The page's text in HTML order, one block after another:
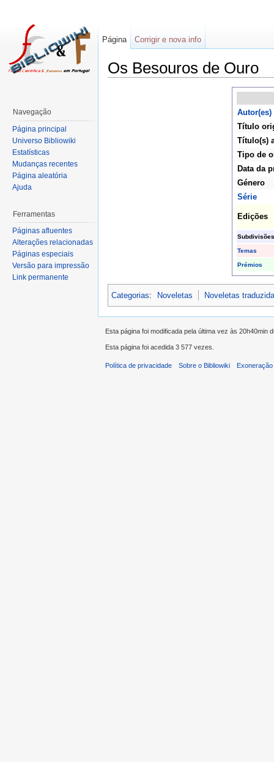
Os Besouros de Ouro
Autor(es)
Título
Título(s)
Tipo de
Data da
Género
Série
Edições
Subdivisões
Temas
Prémios
Categorias: Noveletas Noveletas
Página Corrigir e nova info
Navegação
Página principal
Universo Bibliowiki
Estatísticas
Mudanças recentes
Página aleatória
Ajuda
Ferramentas
Páginas afluentes
Alterações relacionadas
Páginas especiais
Versão para impressão
Link permanente
Esta página foi modificada pela última vez às 20h40min
Esta página foi acedida 3 577 vezes.
Política de privacidade Sobre o Bibliowiki